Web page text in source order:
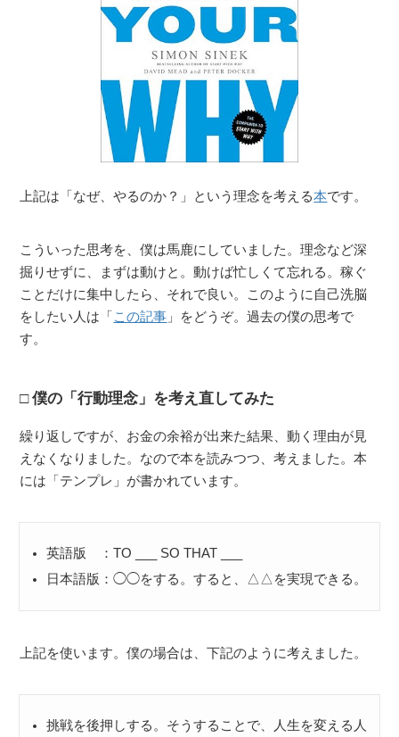
上記は「なぜ、やるのか？」という理念を考える本です。
こういった思考を、僕は馬鹿にしていました。理念など深
掘りせずに、まずは動けと。動けば忙しくて忘れる。稼ぐ
ことだけに集中したら、それで良い。このように自己洗脳
をしたい人は「この記事 」をどうぞ。過去の僕の思考で
す。
僕の「行動理念」を考え直してみた
繰り返しですが、お金の余裕が出来た結果、動く理由が見
えなくなりました。なので本を読みつつ、考えました。本
には「テンプレ」が書かれています。
英語版 ：TO ___ SO THAT ___
日本語版：◯◯をする。すると、△△を実現できる。
上記を使います。僕の場合は、下記のように考えました。
挑戦を後押しする。そうすることで、人生を変える人